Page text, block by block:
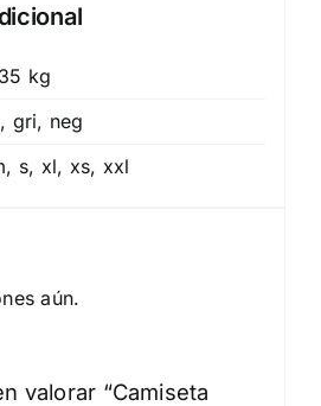
kg
gri, neg
s, xl, xs, xxl
aún.
valorar “Camiseta